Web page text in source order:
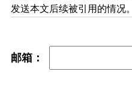
发送本文后续被引用的情况
邮箱：